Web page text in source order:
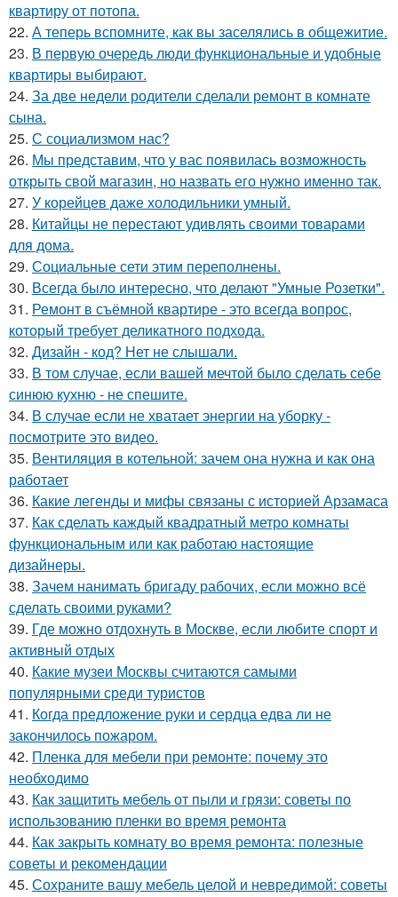
квартиру от потопа.
22. А теперь вспомните, как вы заселялись в общежитие.
23. В первую очередь люди функциональные и удобные
квартиры выбирают.
24. За две недели родители сделали ремонт в комнате
сына.
25. С социализмом нас?
26. Мы представим, что у вас появилась возможность
открыть свой магазин, но назвать его нужно именно так.
27. У корейцев даже холодильники умный.
28. Китайцы не перестают удивлять своими товарами
для дома.
29. Социальные сети этим переполнены.
30. Всегда было интересно, что делают "Умные Розетки".
31. Ремонт в съёмной квартире - это всегда вопрос,
который требует деликатного подхода.
32. Дизайн - код? Нет не слышали.
33. В том случае, если вашей мечтой было сделать себе
синюю кухню - не спешите.
34. В случае если не хватает энергии на уборку -
посмотрите это видео.
35. Вентиляция в котельной: зачем она нужна и как она
работает
36. Какие легенды и мифы связаны с историей Арзамаса
37. Как сделать каждый квадратный метро комнаты
функциональным или как работаю настоящие
дизайнеры.
38. Зачем нанимать бригаду рабочих, если можно всё
сделать своими руками?
39. Где можно отдохнуть в Москве, если любите спорт и
активный отдых
40. Какие музеи Москвы считаются самыми
популярными среди туристов
41. Когда предложение руки и сердца едва ли не
закончилось пожаром.
42. Пленка для мебели при ремонте: почему это
необходимо
43. Как защитить мебель от пыли и грязи: советы по
использованию пленки во время ремонта
44. Как закрыть комнату во время ремонта: полезные
советы и рекомендации
45. Сохраните вашу мебель целой и невредимой: советы